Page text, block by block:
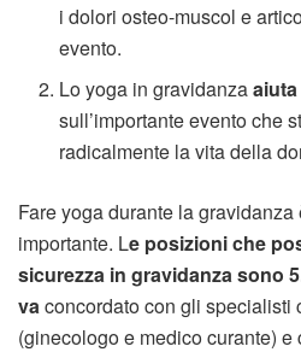
i dolori osteo-muscol e
evento.
Lo yoga in gravidanza
sull’importante evento che
radicalmente la vita della
Fare yoga durante la
importante. Le posizioni che
sicurezza in gravidanza sono
vaconcordato con gli specialisti
(ginecologo e medico curante)